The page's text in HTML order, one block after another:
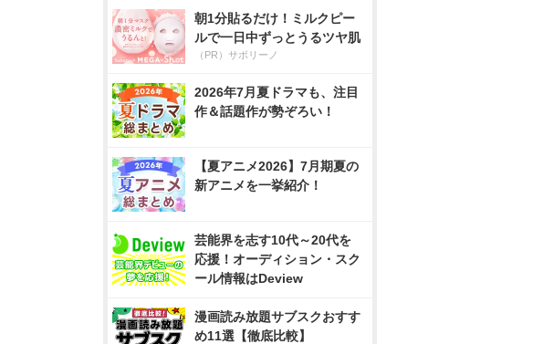
朝1分貼るだけ！ミルクピー
ルで一日中ずっとうるツヤ肌
（PR）サボリーノ
2026年7月夏ドラマも、注目
作＆話題作が勢ぞろい！
【夏アニメ2026】7月期夏の
新アニメを一挙紹介！
芸能界を志す10代～20代を
応援！オーディション・スク
ール情報はDeview
漫画読み放題サブスクおすす
め11選【徹底比較】